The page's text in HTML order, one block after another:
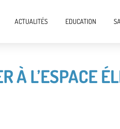
ACTUALITÉS EDUCATION
À L’ESPACE